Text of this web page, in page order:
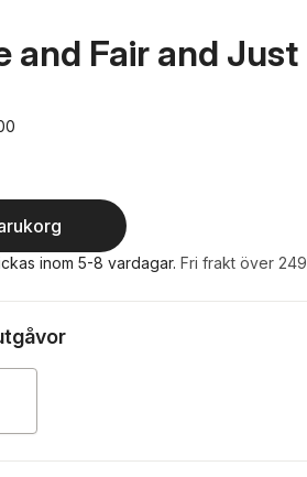
and Fair and Just
inom 5-8 vardagar. Fri frakt över